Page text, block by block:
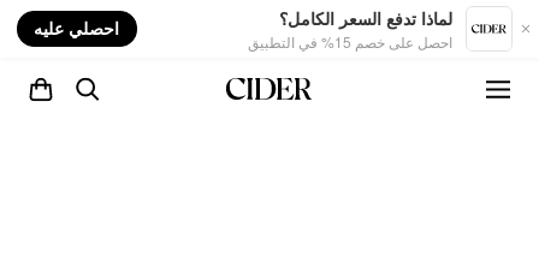
لماذا تدفع السعر الكامل؟
احصل على خصم 15% في التطبيق
احصلي عليه